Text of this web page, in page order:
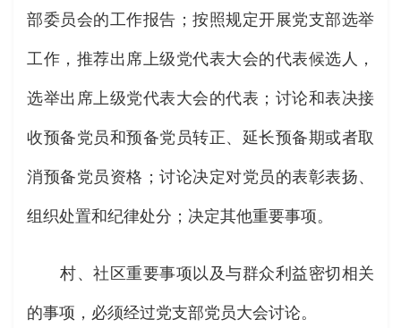
部委员会的工作报告；按照规定开展党支部选举
工作，推荐出席上级党代表大会的代表候选人，
选举出席上级党代表大会的代表；讨论和表决接
收预备党员和预备党员转正、延长预备期或者取
消预备党员资格；讨论决定对党员的表彰表扬、
组织处置和纪律处分；决定其他重要事项。
村、社区重要事项以及与群众利益密切相关
的事项，必须经过党支部党员大会讨论。